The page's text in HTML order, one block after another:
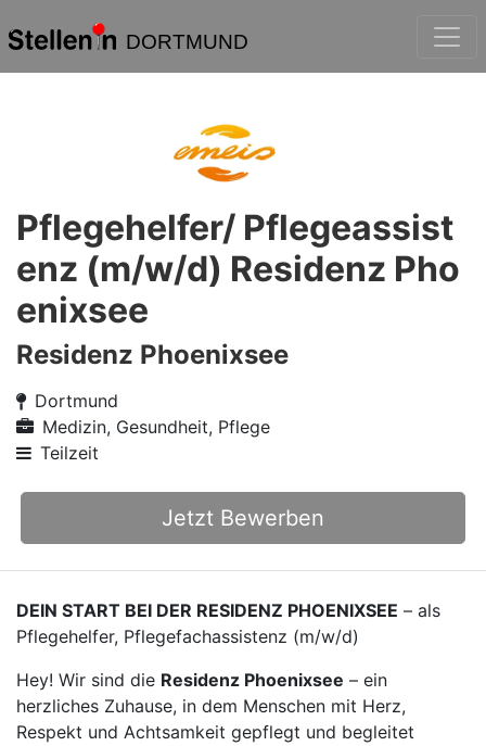
DORTMUND
Pflegehelfer/ Pflegeassist
enz (m/w/d) Residenz Pho
enixsee
Residenz Phoenixsee
Dortmund
Medizin, Gesundheit, Pflege
Teilzeit
Jetzt Bewerben
DEIN START BEI DER RESIDENZ PHOENIXSEE – als
Pflegehelfer, Pflegefachassistenz (m/w/d)
Hey! Wir sind die Residenz Phoenixsee – ein
herzliches Zuhause, in dem Menschen mit Herz,
Respekt und Achtsamkeit gepflegt und begleitet